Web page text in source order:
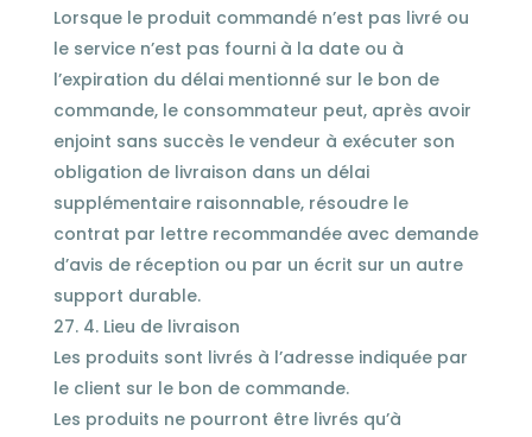
Lorsque le produit commandé n’est pas livré ou
le service n’est pas fourni à la date ou à
l’expiration du délai mentionné sur le bon de
commande, le consommateur peut, après avoir
enjoint sans succès le vendeur à exécuter son
obligation de livraison dans un délai
supplémentaire raisonnable, résoudre le
contrat par lettre recommandée avec demande
d’avis de réception ou par un écrit sur un autre
support durable.
4. Lieu de livraison
Les produits sont livrés à l’adresse indiquée par
le client sur le bon de commande.
Les produits ne pourront être livrés qu’à